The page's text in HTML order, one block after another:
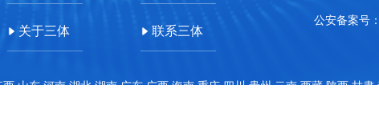
关于三体 联系三体
公安备案号
,山东,河南,湖北,湖南,广东,广西,海南,重庆,四川,贵州,云南,西藏,陕西,甘肃